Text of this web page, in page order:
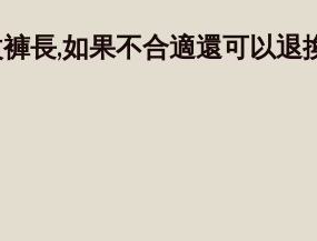
長,如果不合適還可以退